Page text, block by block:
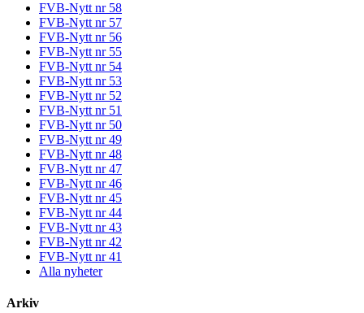
FVB-Nytt nr 58
FVB-Nytt nr 57
FVB-Nytt nr 56
FVB-Nytt nr 55
FVB-Nytt nr 54
FVB-Nytt nr 53
FVB-Nytt nr 52
FVB-Nytt nr 51
FVB-Nytt nr 50
FVB-Nytt nr 49
FVB-Nytt nr 48
FVB-Nytt nr 47
FVB-Nytt nr 46
FVB-Nytt nr 45
FVB-Nytt nr 44
FVB-Nytt nr 43
FVB-Nytt nr 42
FVB-Nytt nr 41
Alla nyheter
Arkiv